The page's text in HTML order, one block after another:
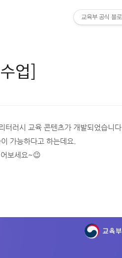
업]
러시 교육 콘텐츠가 개발되었습니다.
가능하다고 하는데요.
보세요~😉
교육부 공식 블